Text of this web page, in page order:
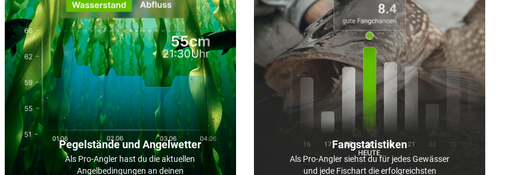
Pegelstände und Angelwetter
Als Pro-Angler hast du die aktuellen
Angelbedingungen an deinen
Fangstatistiken
Als Pro-Angler siehst du für jedes Gewässer
und jede Fischart die erfolgreichsten